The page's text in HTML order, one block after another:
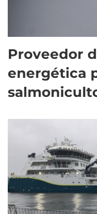
Proveedor
energética